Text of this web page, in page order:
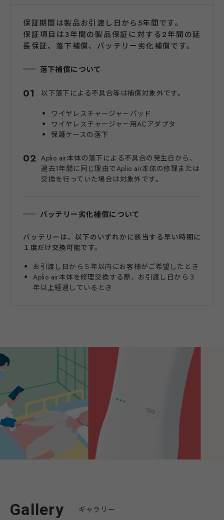
保証期間は製品お引渡し日から5年間です。
保証項目は3年間の製品保証に対する2年間の延
長保証、落下補償、バッテリー劣化補償です。
落下補償について
以下落下による不具合等は補償対象外です。
ワイヤレスチャージャーパッド
ワイヤレスチャージャー用ACアダプタ
保護ケースの落下
Aplio air本体の落下による不具合の発生日から、
過去1年間に同じ理由でAplio air本体の修理または
交換を行っていた場合は対象外です。
バッテリー劣化補償について
バッテリーは、以下のいずれかに該当する早い時期に
１度だけ交換可能です。
お引渡し日から５年以内にお客様がご希望したとき
Aplio air本体を修理交換する際、お引渡し日から３
年以上経過しているとき
Gallery ギャラリー